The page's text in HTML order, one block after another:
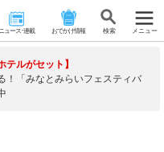
ュース･連載 おでかけ情報 検 索 メニュー
テルがセット】
！「みなとみらいフェスティバ